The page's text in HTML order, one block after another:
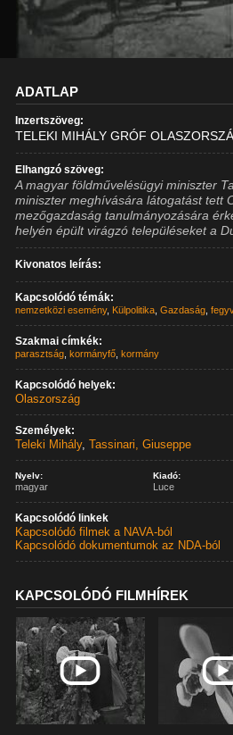
ADATLAP
Inzertszöveg:
TELEKI MIHÁLY GRÓF
Elhangzó szöveg:
A magyar földművelésügyi miniszter
miniszter meghívására látogatást tett
mezőgazdaság tanulmányozására
helyén épült virágzó településeket a
Kivonatos leírás:
Kapcsolódó témák:
nemzetközi esemény, Külpolitika ,Gazdaság ,
Szakmai címkék:
parasztság ,kormányfő ,kormány
Kapcsolódó helyek:
Olaszország
Személyek:
Teleki Mihály,Tassinari, Giuseppe
Nyelv:
magyar
Kiadó:
Luce
Kapcsolódó linkek
Kapcsolódó filmek a NAVA-ból
Kapcsolódó dokumentumok az NDA-ból
KAPCSOLÓDÓ FILMHÍREK